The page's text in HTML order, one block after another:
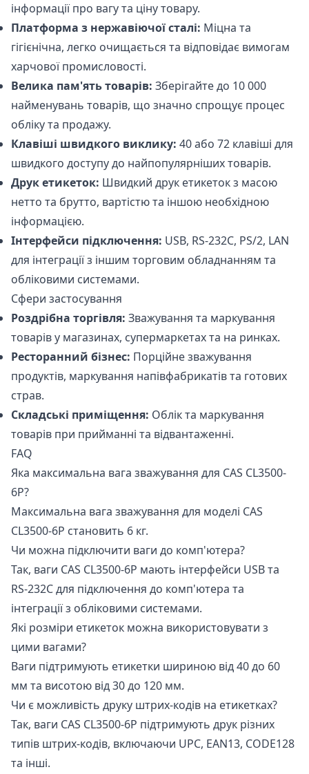
інформації про вагу та ціну товару.
Платформа з нержавіючої сталі: Міцна та
гігієнічна, легко очищається та відповідає вимогам
харчової промисловості.
Велика пам'ять товарів: Зберігайте до 10 000
найменувань товарів, що значно спрощує процес
обліку та продажу.
Клавіші швидкого виклику: 40 або 72 клавіші для
швидкого доступу до найпопулярніших товарів.
Друк етикеток: Швидкий друк етикеток з масою
нетто та брутто, вартістю та іншою необхідною
інформацією.
Інтерфейси підключення: USB, RS-232C, PS/2, LAN
для інтеграції з іншим торговим обладнанням та
обліковими системами.
Сфери застосування
Роздрібна торгівля: Зважування та маркування
товарів у магазинах, супермаркетах та на ринках.
Ресторанний бізнес: Порційне зважування
продуктів, маркування напівфабрикатів та готових
страв.
Складські приміщення: Облік та маркування
товарів при прийманні та відвантаженні.
FAQ
Яка максимальна вага зважування для CAS CL3500-
6P?
Максимальна вага зважування для моделі CAS
CL3500-6P становить 6 кг.
Чи можна підключити ваги до комп'ютера?
Так, ваги CAS CL3500-6P мають інтерфейси USB та
RS-232C для підключення до комп'ютера та
інтеграції з обліковими системами.
Які розміри етикеток можна використовувати з
цими вагами?
Ваги підтримують етикетки шириною від 40 до 60
мм та висотою від 30 до 120 мм.
Чи є можливість друку штрих-кодів на етикетках?
Так, ваги CAS CL3500-6P підтримують друк різних
типів штрих-кодів, включаючи UPC, EAN13, CODE128
та інші.